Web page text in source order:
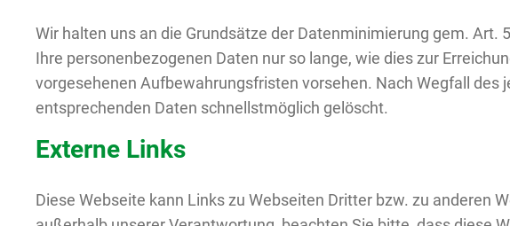
Wir halten uns an die Grundsätze der Datenminimierung gem. Art.
Ihre personenbezogenen Daten nur so lange, wie dies zur
vorgesehenen Aufbewahrungsfristen vorsehen. Nach Wegfall
entsprechenden Daten schnellstmöglich gelöscht.
Externe Links
Diese Webseite kann Links zu Webseiten Dritter bzw. zu anderen